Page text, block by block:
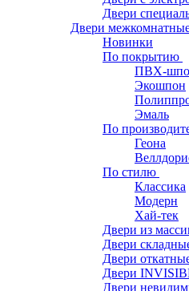
Двери
Двери
Новинки
По покрытию
ПВХ-
Экошпон
Эмаль
По
Геона
По стилю
Классика
Модерн
Хай-тек
Двери из
Двери
Двери
Двери
Двери